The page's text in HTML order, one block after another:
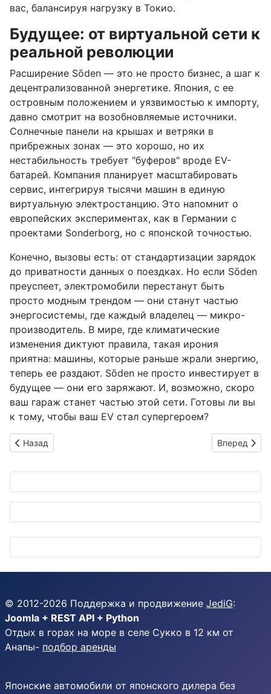
вас, балансируя нагрузку в Токио.
Будущее: от виртуальной сети к
реальной революции
Расширение Sōden — это не просто бизнес, а шаг к
децентрализованной энергетике. Япония, с ее
островным положением и уязвимостью к импорту,
давно смотрит на возобновляемые источники.
Солнечные панели на крышах и ветряки в
прибрежных зонах — это хорошо, но их
нестабильность требует "буферов" вроде EV-
батарей. Компания планирует масштабировать
сервис, интегрируя тысячи машин в единую
виртуальную электростанцию. Это напомнит о
европейских экспериментах, как в Германии с
проектами Sonderborg, но с японской точностью.
Конечно, вызовы есть: от стандартизации зарядок
до приватности данных о поездках. Но если Sōden
преуспеет, электромобили перестанут быть
просто модным трендом — они станут частью
энергосистемы, где каждый владелец — микро-
производитель. В мире, где климатические
изменения диктуют правила, такая ирония
приятна: машины, которые раньше жрали энергию,
теперь ее раздают. Sōden не просто инвестирует в
будущее — они его заряжают. И, возможно, скоро
ваш гараж станет частью этой сети. Готовы ли вы
к тому, чтобы ваш EV стал супергероем?
Предыдущий: Амада на MECT 2025: лазеры мощью 9 кВт и
Назад Следующий:
Вперед
© 2012-2026 Поддержка и продвижение JediG:
Joomla + REST API + Python
Отдых в горах на море в селе Сукко в 12 км от
Анапы- подбор аренды
Японские автомобили от японского дилера без